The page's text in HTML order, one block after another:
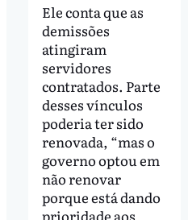
Ele conta que as
demissões
atingiram
servidores
contratados. Parte
desses vínculos
poderia ter sido
renovada, “mas o
governo optou em
não renovar
porque está dando
prioridade aos